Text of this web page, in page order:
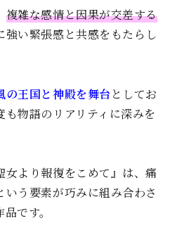
複雑な感情と因果が交差する
強い緊張感と共感をもたらし
の王国と神殿を舞台 としてお
も物語のリアリティに深みを
女より報復をこめて』は、痛
う要素が巧みに組み合わさ
品です。